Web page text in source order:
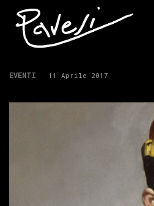
EVENTI 11 Aprile 2017